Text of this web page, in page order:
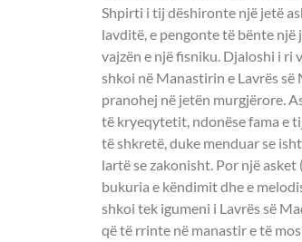
Shpirti i tij dëshironte një jetë
lavditë, e pengonte të bënte
vajzën e një fisniku. Djaloshi i ri
shkoi në Manastirin e Lavrës
pranohej në jetën murgjërore.
të kryeqytetit, ndonëse fama e
të shkretë, duke menduar se
lartë se zakonisht. Por një
bukuria e këndimit dhe e
shkoi tek igumeni i Lavrës së
që të rrinte në manastir e të